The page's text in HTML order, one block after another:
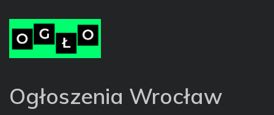
Ogłoszenia Wrocław